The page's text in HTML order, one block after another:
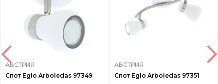
АВСТРИЯ
Спот Eglo Arboledas 97349
АВСТРИЯ
Спот Eglo Arboledas 97351